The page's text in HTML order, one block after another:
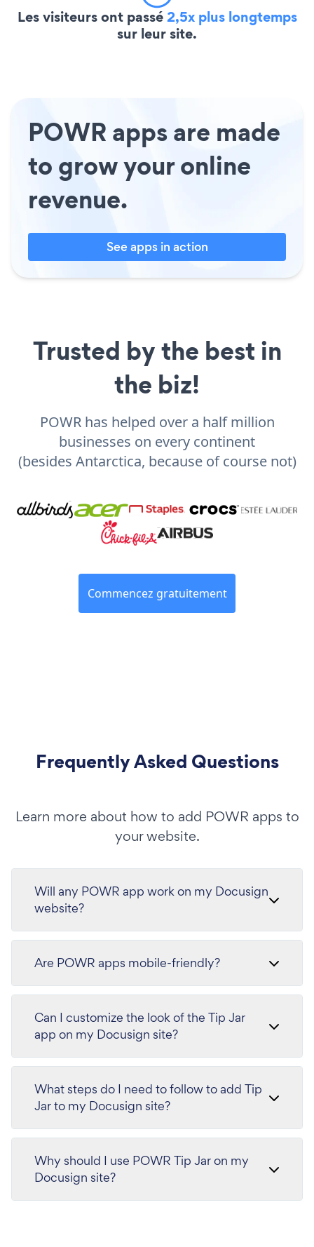
Les visiteurs ont passé2,5x plus longtemps
sur leur site.
POWR apps are made
to grow your online
revenue.
See apps in action
Trusted by the best in
the biz!
POWR has helped over a half million
businesses on every continent
(besides Antarctica, because of course not)
Commencez gratuitement
Frequently Asked Questions
Learn more about how to add POWR apps to
your website.
Will any POWR app work on my Docusign
website?
Are POWR apps mobile-friendly?
Can I customize the look of the Tip Jar
app on my Docusign site?
What steps do I need to follow to add Tip
Jar to my Docusign site?
Why should I use POWR Tip Jar on my
Docusign site?